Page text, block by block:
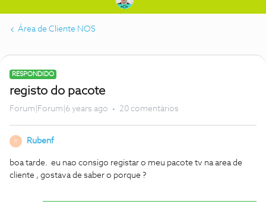
Área de Cliente NOS
RESPONDIDO
registo do pacote
Forum|Forum|6 years ago 20 comentários
R Rubenf
boa tarde. eu nao consigo registar o meu pacote tv na area de
cliente , gostava de saber o porque ?